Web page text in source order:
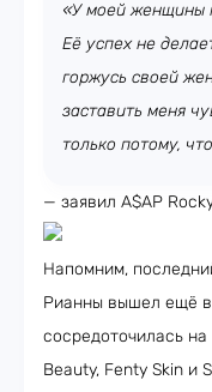
«У моей женщины
Её успех не
горжусь своей
заставить меня
только потому,
— заявил A$AP
Напомним,
Рианны вышел ещё в
сосредоточилась
Beauty, Fenty Skin и